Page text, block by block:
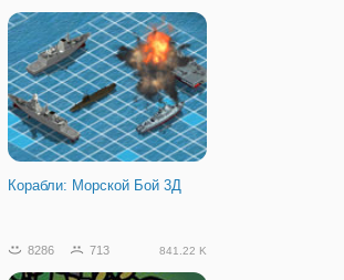
Корабли: Морской Бой 3Д
8286 713 841.22 K